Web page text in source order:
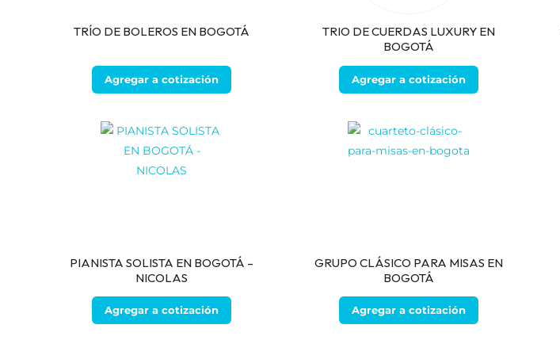
TRÍO DE BOLEROS EN BOGOTÁ
Agregar a cotización
TRIO DE CUERDAS LUXURY EN
BOGOTÁ
Agregar a cotización
PIANISTA SOLISTA EN BOGOTÁ –
NICOLAS
Agregar a cotización
GRUPO CLÁSICO PARA MISAS EN
BOGOTÁ
Agregar a cotización